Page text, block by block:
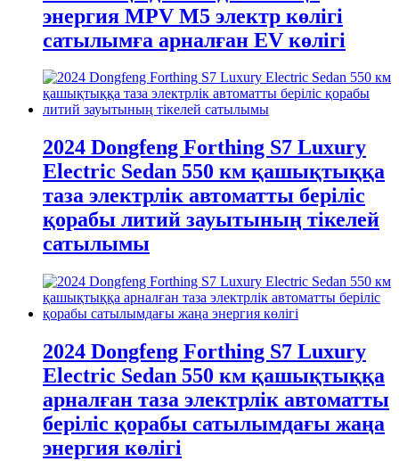
энергия MPV M5 электр көлігі
сатылымға арналған EV көлігі
2024 Dongfeng Forthing S7 Luxury
Electric Sedan 550 км қашықтыққа
таза электрлік автоматты беріліс
қорабы литий зауытының тікелей
сатылымы
2024 Dongfeng Forthing S7 Luxury
Electric Sedan 550 км қашықтыққа
арналған таза электрлік автоматты
беріліс қорабы сатылымдағы жаңа
энергия көлігі